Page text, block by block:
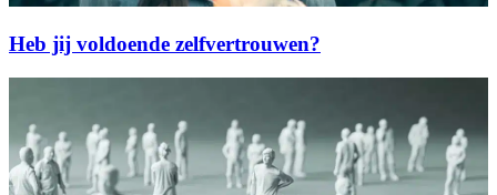
Heb jij voldoende zelfvertrouwen?